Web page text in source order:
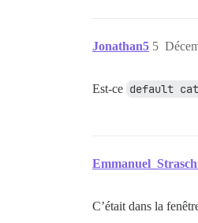
Jonathan5 5
Est-ce default
C’était dans la